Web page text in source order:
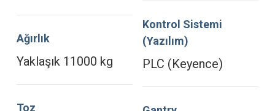
Ağırlık
Yaklaşık 11000 kg
Toz
Kontrol Sistemi
(Yazılım)
PLC (Keyence)